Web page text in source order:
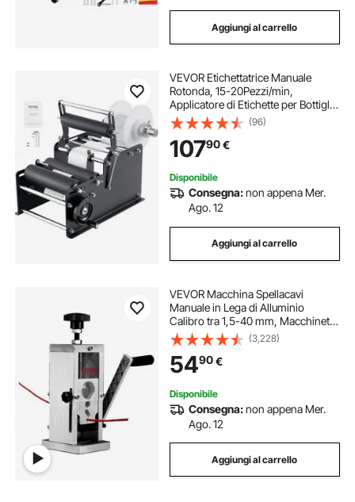
Aggiungi al carrello
VEVOR Etichettatrice Manuale
Rotonda, 15-20Pezzi/min,
Applicatore di Etichette per Bottiglie
Rotonde, Etichettatrice Manuale
Regolabile Adatta per Bottiglie
Lunghezza/Larghezza Etichetta tra
10-130mm
(96)
10790€
Disponibile
Consegna:non appena Mer.
Ago. 12
Aggiungi al carrello
VEVOR Macchina Spellacavi
Manuale in Lega di Alluminio
Calibro tra 1,5-40 mm, Macchinetta
Spellafili Manuale per Cablaggio
Cavi Elettrici Funzionamento con
Trapano 13 x 13 x 30 cm, Spella
Cavi Manuale
(3,228)
5490€
Disponibile
Consegna:non appena Mer.
Ago. 12
Aggiungi al carrello